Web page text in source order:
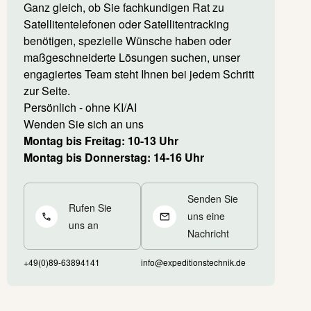
Ganz gleich, ob Sie fachkundigen Rat zu
Satellitentelefonen oder Satellitentracking
benötigen, spezielle Wünsche haben oder
maßgeschneiderte Lösungen suchen, unser
engagiertes Team steht Ihnen bei jedem Schritt
zur Seite.
Persönlich - ohne KI/AI
Wenden Sie sich an uns
Montag bis Freitag: 10-13 Uhr
Montag bis Donnerstag: 14-16 Uhr
Rufen Sie
uns an
+49(0)89-63894141
Senden Sie
uns eine
Nachricht
info@expeditionstechnik.de